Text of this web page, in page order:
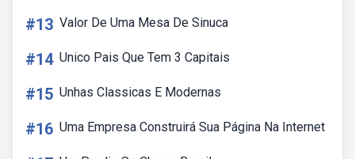
#13 Valor De Uma Mesa De Sinuca
#14 Unico Pais Que Tem 3 Capitais
#15 Unhas Classicas E Modernas
#16 Uma Empresa Construirá Sua Página Na Internet